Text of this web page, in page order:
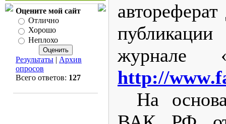
Оцените мой сайт
Отлично
Хорошо
Неплохо
Результаты | Архив
опросов
Всего ответов: 127
журнале
http://www.
На